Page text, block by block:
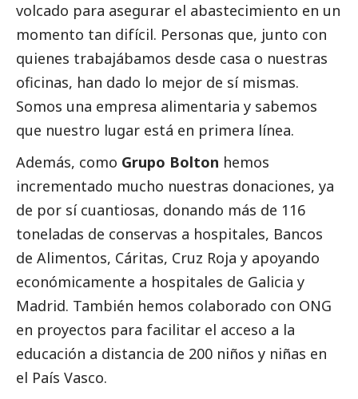
volcado para asegurar el abastecimiento en un
momento tan difícil. Personas que, junto con
quienes trabajábamos desde casa o nuestras
oficinas, han dado lo mejor de sí mismas.
Somos una empresa alimentaria y sabemos
que nuestro lugar está en primera línea.
Además, como Grupo Bolton hemos
incrementado mucho nuestras donaciones, ya
de por sí cuantiosas, donando más de 116
toneladas de conservas a hospitales, Bancos
de Alimentos, Cáritas, Cruz Roja y apoyando
económicamente a hospitales de Galicia y
Madrid. También hemos colaborado con ONG
en proyectos para facilitar el acceso a la
educación a distancia de 200 niños y niñas en
el País Vasco.